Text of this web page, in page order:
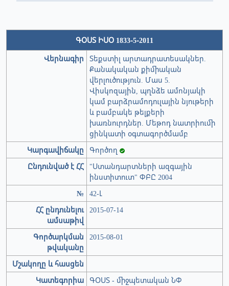
ԳՕՍՏ ԻՍՕ 1833-5-2011
Վերնագիր
Տեքստիլ արտադրատեսակներ.
Քանակական քիմիական
վերլուծություն. Մաս 5.
Վիսկոզային, պղնձե ամոնյակի
կամ բարձրամոդուլային նյութերի
և բամբակե թելքերի
խառնուրդներ. Մեթոդ նատրիումի
ցինկատի օգտագործմամբ
Կարգավիճակը
Գործող
Ընդունված է ՀՀ
"Ստանդարտների ազգային
ինստիտուտ" ՓԲԸ 2004
№
42-Լ
ՀՀ ընդունելու
ամսաթիվ
2015-07-14
Գործարկման
թվականը
2015-08-01
Մշակողը և հասցեն
Կատեգորիա
ԳՕՍՏ - միջպետական ՆՓ